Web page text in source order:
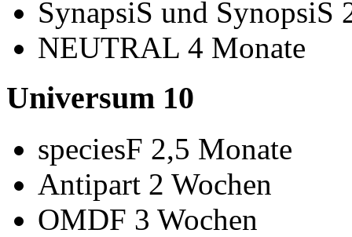
SynapsiS und SynopsiS
NEUTRAL 4 Monate
Universum 10
speciesF 2,5 Monate
Antipart 2 Wochen
OMDF 3 Wochen